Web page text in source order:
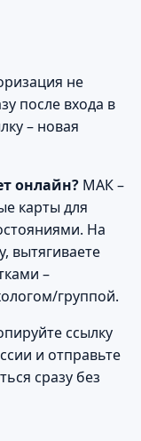
не
после входа в
– новая
онлайн? МАК –
карты для
На
вытягиваете
–
группой.
ссылку
и отправьте
сразу без